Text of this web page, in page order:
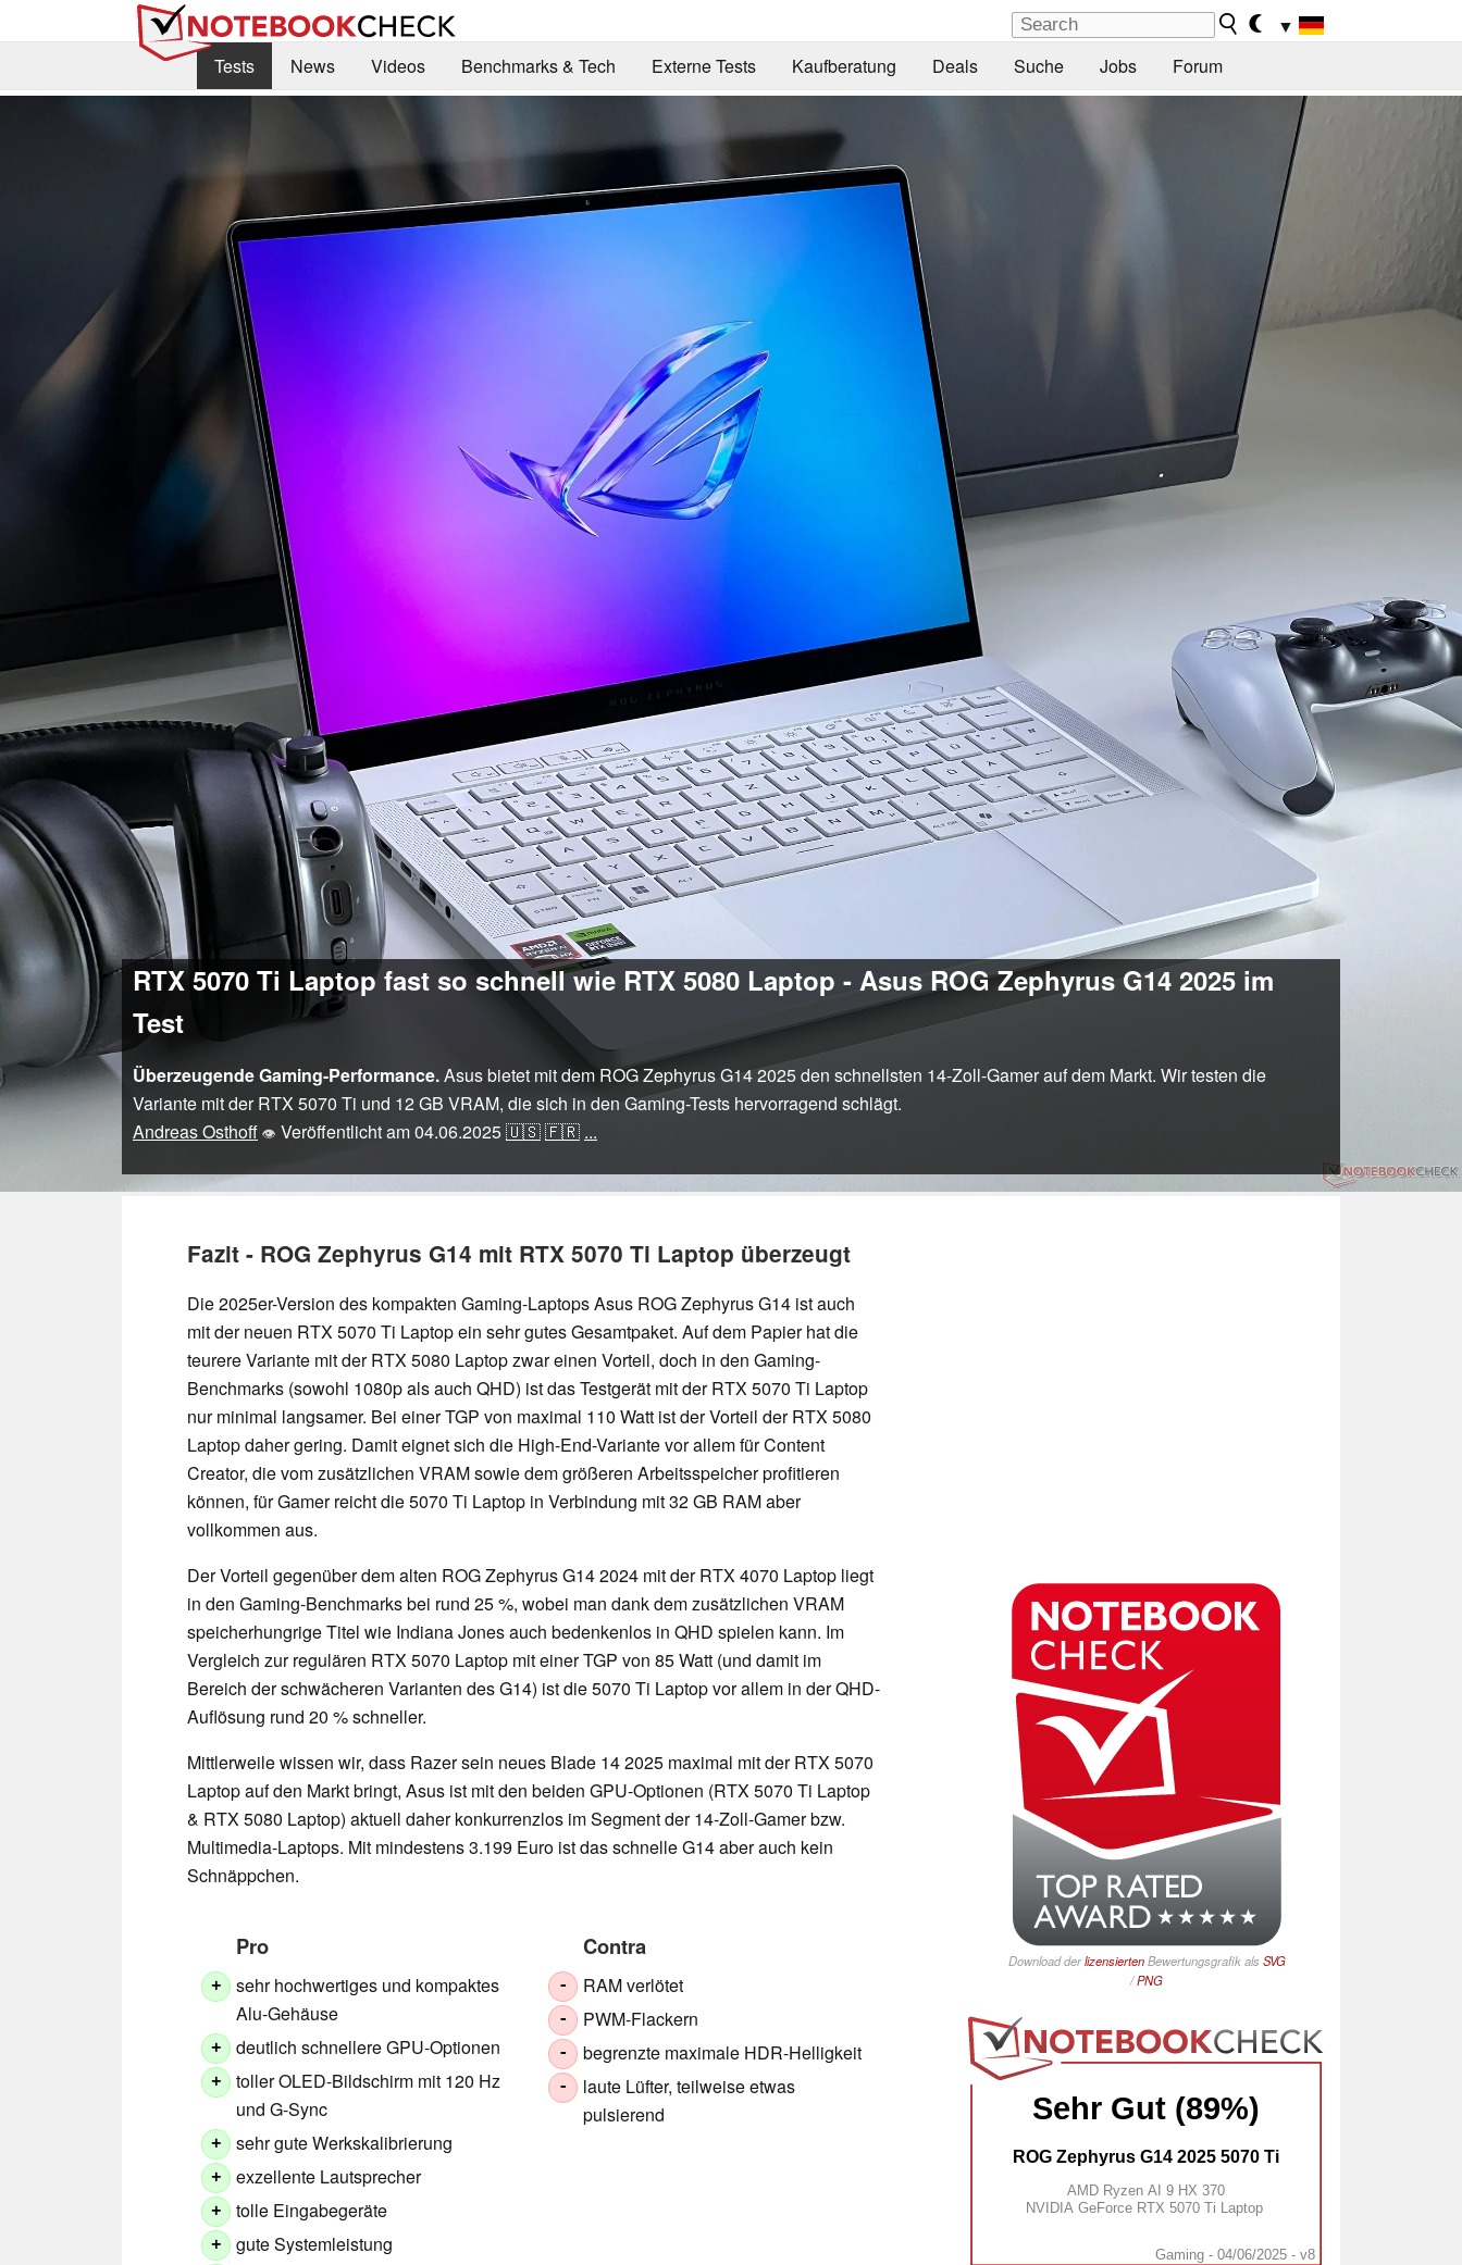
▼
Tests
News Videos Benchmarks & Tech Externe Tests Kaufberatung Deals Suche Jobs Forum
RTX 5070 Ti Laptop fast so schnell wie RTX 5080 Laptop - Asus ROG Zephyrus G14 2025 im
Test
Überzeugende Gaming-Performance.Asus bietet mit dem ROG Zephyrus G14 2025 den schnellsten 14-Zoll-Gamer auf dem Markt. Wir testen die
Variante mit der RTX 5070 Ti und 12 GB VRAM, die sich in den Gaming-Tests hervorragend schlägt.
Andreas Osthoff 👁 Veröffentlicht am04.06.2025🇺🇸🇫🇷 ...
Fazit - ROG Zephyrus G14 mit RTX 5070 Ti Laptop überzeugt
Die 2025er-Version des kompakten Gaming-Laptops Asus ROG Zephyrus G14 ist auch
mit der neuen RTX 5070 Ti Laptop ein sehr gutes Gesamtpaket. Auf dem Papier hat die
teurere Variante mit der RTX 5080 Laptop zwar einen Vorteil, doch in den Gaming-
Benchmarks (sowohl 1080p als auch QHD) ist das Testgerät mit der RTX 5070 Ti Laptop
nur minimal langsamer. Bei einer TGP von maximal 110 Watt ist der Vorteil der RTX 5080
Laptop daher gering. Damit eignet sich die High-End-Variante vor allem für Content
Creator, die vom zusätzlichen VRAM sowie dem größeren Arbeitsspeicher profitieren
können, für Gamer reicht die 5070 Ti Laptop in Verbindung mit 32 GB RAM aber
vollkommen aus.
Download derlizensiertenBewertungsgrafik als SVG
/PNG
Sehr Gut (89%)
ROG Zephyrus G14 2025 5070 Ti
AMD Ryzen AI 9 HX 370
NVIDIA GeForce RTX 5070 Ti Laptop
Gaming - 04/06/2025 - v8
Der Vorteil gegenüber dem alten ROG Zephyrus G14 2024 mit der RTX 4070 Laptop liegt
in den Gaming-Benchmarks bei rund 25 %, wobei man dank dem zusätzlichen VRAM
speicherhungrige Titel wie Indiana Jones auch bedenkenlos in QHD spielen kann. Im
Vergleich zur regulären RTX 5070 Laptop mit einer TGP von 85 Watt (und damit im
Bereich der schwächeren Varianten des G14) ist die 5070 Ti Laptop vor allem in der QHD-
Auflösung rund 20 % schneller.
Mittlerweile wissen wir, dass Razer sein neues Blade 14 2025 maximal mit der RTX 5070
Laptop auf den Markt bringt, Asus ist mit den beiden GPU-Optionen (RTX 5070 Ti Laptop
& RTX 5080 Laptop) aktuell daher konkurrenzlos im Segment der 14-Zoll-Gamer bzw.
Multimedia-Laptops. Mit mindestens 3.199 Euro ist das schnelle G14 aber auch kein
Schnäppchen.
Pro
+
sehr hochwertiges und kompaktes
Alu-Gehäuse
+ deutlich schnellere GPU-Optionen
+
toller OLED-Bildschirm mit 120 Hz
und G-Sync
+ sehr gute Werkskalibrierung
+ exzellente Lautsprecher
+ tolle Eingabegeräte
+ gute Systemleistung
Contra
- RAM verlötet
- PWM-Flackern
- begrenzte maximale HDR-Helligkeit
-
laute Lüfter, teilweise etwas
pulsierend